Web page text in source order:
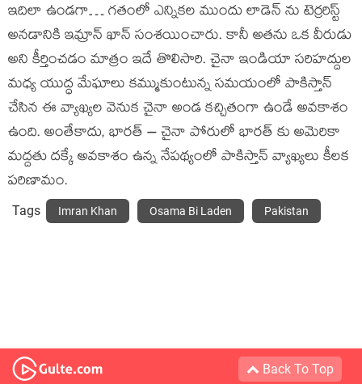
ఇదిలా ఉండగా… గతంలో ఎన్నికల ముందు లాడెన్ ను టెర్రరిస్ట్
అనడానికి ఇమ్రాన్ ఖాన్ సంశయించారు. కానీ అతను ఒక వీరుడు
అని కీర్తించడం మాత్రం ఇదే తొలిసారి. చైనా ఇండియా సరిహద్దుల
మధ్య యుద్ధ మేఘాలు కమ్ముకుంటున్న సమయంలో పాకిస్తాన్
చేసిన ఈ వ్యాఖ్యల వెనుక చైనా అండ కచ్చితంగా ఉండే అవకాశం
ఉంది. అంతేకాదు, భారత్ – చైనా పోరులో భారత్ కు అమెరికా
మద్దతు దక్కే అవకాశం ఉన్న నేపథ్యంలో పాకిస్తాన్ వ్యాఖ్యలు కీలక
పరిణామం.
Tags Imran Khan Osama Bi Laden Pakistan
Back To Top